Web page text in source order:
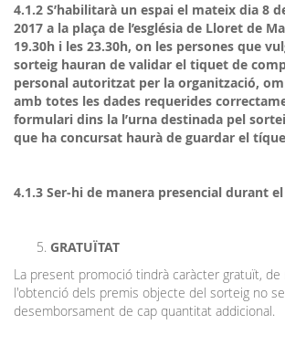
4.1.2 S’habilitarà un espai el mateix dia 8
2017 a la plaça de l’església de Lloret de
19.30h i les 23.30h, on les persones que
sorteig hauran de validar el tiquet de
personal autoritzat per la organització,
amb totes les dades requerides
formulari dins la l’urna destinada pel
que ha concursat haurà de guardar el
4.1.3 Ser-hi de manera presencial durant
GRATUÏTAT
La present promoció tindrà caràcter gratuït,
l'obtenció dels premis objecte del sorteig no
desemborsament de cap quantitat addicional.